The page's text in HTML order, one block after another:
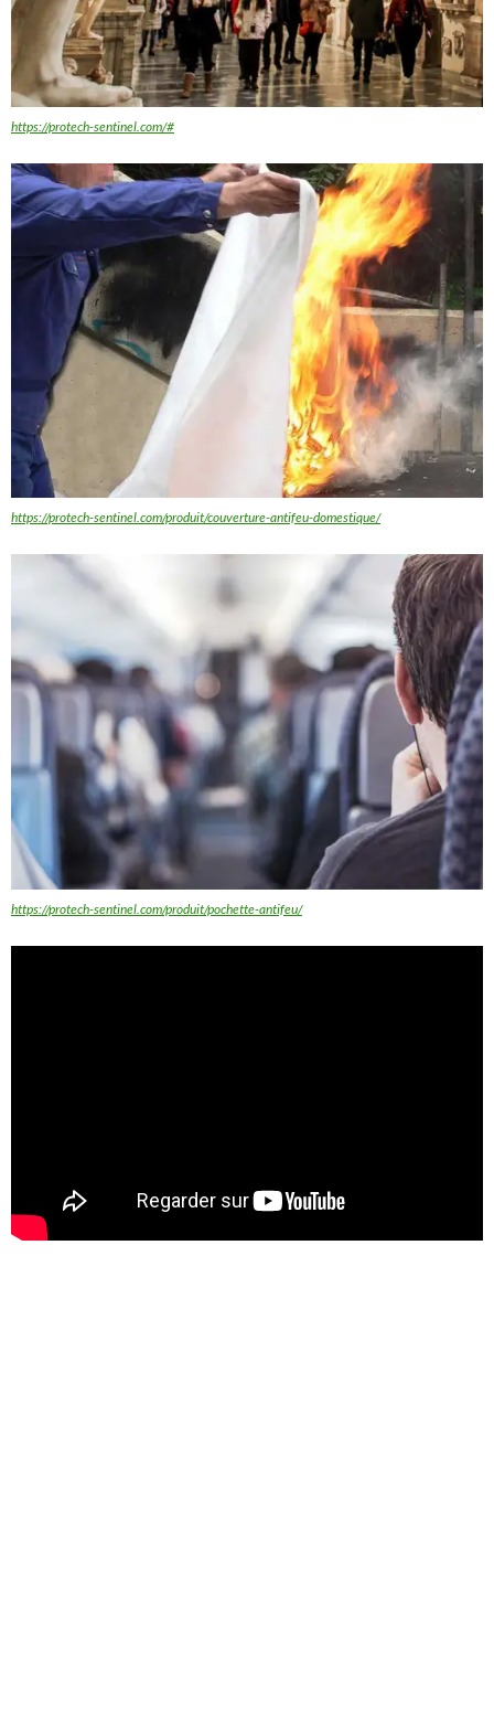
https://protech-sentinel.com/#
https://protech-sentinel.com/produit/couverture-antifeu-domestique/
https://protech-sentinel.com/produit/pochette-antifeu/